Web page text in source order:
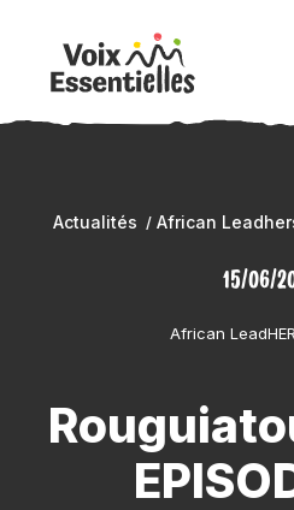
Actualités African
15/06/
African